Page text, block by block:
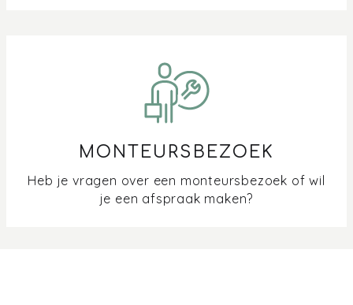
MONTEURSBEZOEK
Heb je vragen over een monteursbezoek of wil
je een afspraak maken?